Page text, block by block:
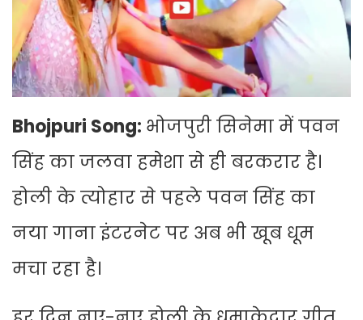
Bhojpuri Song: भोजपुरी सिनेमा में पवन
सिंह का जलवा हमेशा से ही बरकरार है।
होली के त्योहार से पहले पवन सिंह का
नया गाना इंटरनेट पर अब भी खूब धूम
मचा रहा है।